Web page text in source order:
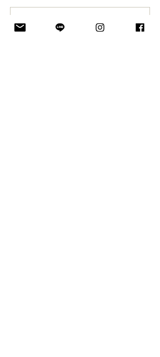
5月25日はコーヒーソフ
コメントを追加…